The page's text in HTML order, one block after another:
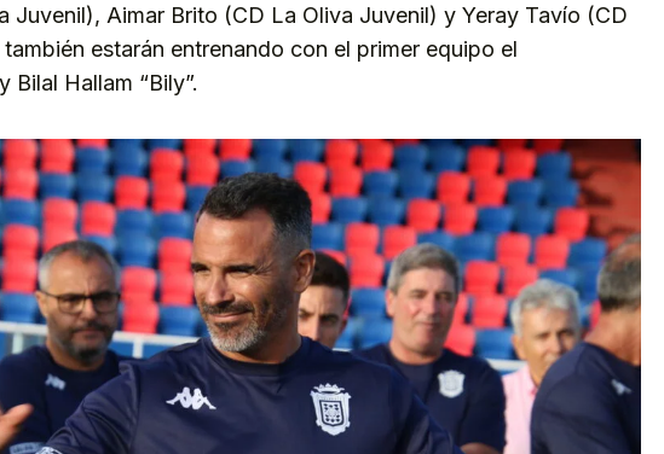
Juvenil), Aimar Brito (CD La Oliva Juvenil) y Yeray Tavío (CD
estarán entrenando con el primer equipo el
Bilal Hallam “Bily”.